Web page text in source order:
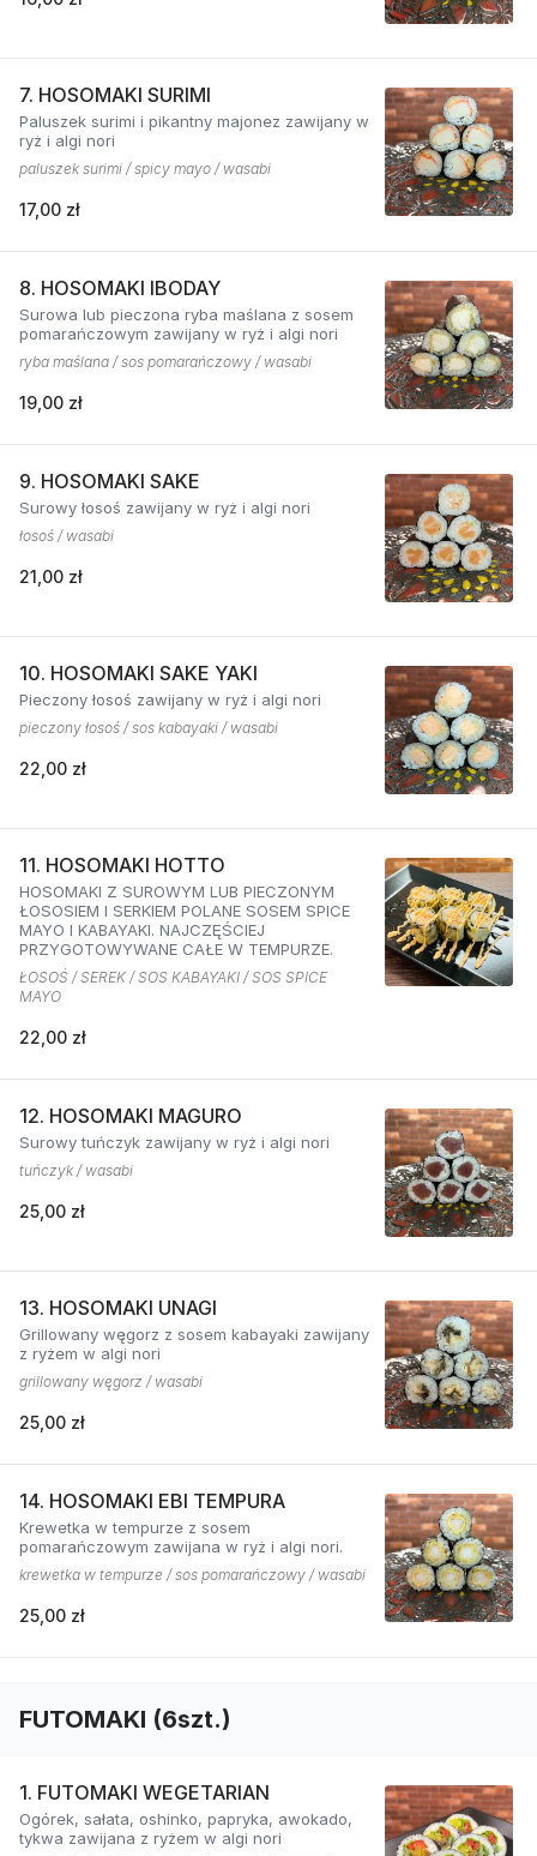
7. HOSOMAKI SURIMI
Paluszek surimi i pikantny majonez zawijany w
ryż i algi nori
paluszek surimi / spicy mayo / wasabi
17,00 zł
8. HOSOMAKI IBODAY
Surowa lub pieczona ryba maślana z sosem
pomarańczowym zawijany w ryż i algi nori
ryba maślana / sos pomarańczowy / wasabi
19,00 zł
9. HOSOMAKI SAKE
Surowy łosoś zawijany w ryż i algi nori
łosoś / wasabi
21,00 zł
10. HOSOMAKI SAKE YAKI
Pieczony łosoś zawijany w ryż i algi nori
pieczony łosoś / sos kabayaki / wasabi
22,00 zł
11. HOSOMAKI HOTTO
HOSOMAKI Z SUROWYM LUB PIECZONYM
ŁOSOSIEM I SERKIEM POLANE SOSEM SPICE
MAYO I KABAYAKI. NAJCZĘŚCIEJ
PRZYGOTOWYWANE CAŁE W TEMPURZE.
ŁOSOŚ / SEREK / SOS KABAYAKI / SOS SPICE
MAYO
22,00 zł
12. HOSOMAKI MAGURO
Surowy tuńczyk zawijany w ryż i algi nori
tuńczyk / wasabi
25,00 zł
13. HOSOMAKI UNAGI
Grillowany węgorz z sosem kabayaki zawijany
z ryżem w algi nori
grillowany węgorz / wasabi
25,00 zł
14. HOSOMAKI EBI TEMPURA
Krewetka w tempurze z sosem
pomarańczowym zawijana w ryż i algi nori.
krewetka w tempurze / sos pomarańczowy / wasabi
25,00 zł
FUTOMAKI (6szt.)
1. FUTOMAKI WEGETARIAN
Ogórek, sałata, oshinko, papryka, awokado,
tykwa zawijana z ryżem w algi nori